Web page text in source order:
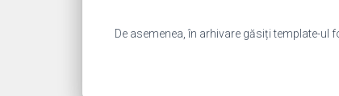
De asemenea, în arhivare găsiți template-